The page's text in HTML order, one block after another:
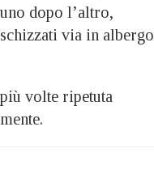
dopo l’altro,
via in
volte ripetuta